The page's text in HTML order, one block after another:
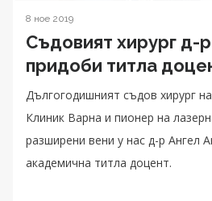
8 ное 2019
Съдовият хирург д-
придоби титла
Дългогодишният съдов хирург
Клиник Варна и пионер на
разширени вени у нас д-р Ангел
академична титла доцент.